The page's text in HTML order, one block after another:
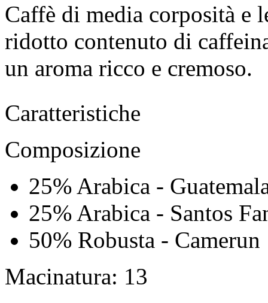
Caffè di media corposità e
ridotto contenuto di
un aroma ricco e cremoso.
Caratteristiche
Composizione
25% Arabica -
25% Arabica - Santos
50% Robusta -
Macinatura: 13